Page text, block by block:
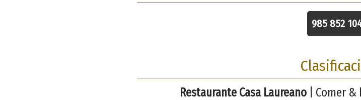
985 852
Restaurante Casa Laureano| Comer &